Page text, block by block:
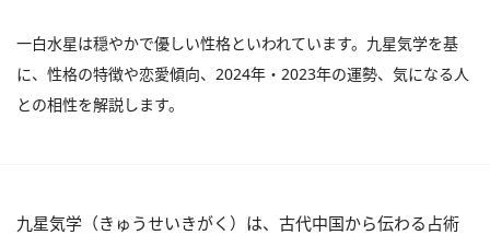
一白水星は穏やかで優しい性格といわれています。九星気学を基
に、性格の特徴や恋愛傾向、2024年・2023年の運勢、気になる人
との相性を解説します。
九星気学（きゅうせいきがく）は、古代中国から伝わる占術